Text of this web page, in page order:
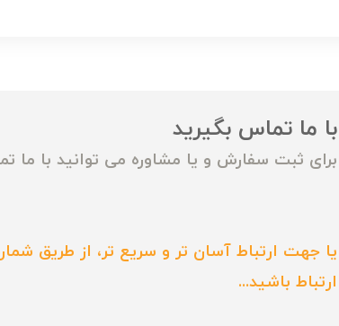
با ما تماس بگیرید
برای ثبت سفارش و یا مشاوره می توانید با ما
یا جهت ارتباط آسان تر و سریع تر، از طریق
ارتباط باشید...